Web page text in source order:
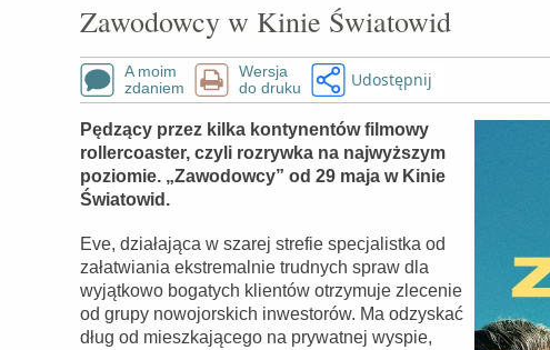
Zawodowcy w Kinie Światowid
A moim
zdaniem
Wersja
do druku
Udostępnij
Pędzący przez kilka kontynentów filmowy
rollercoaster, czyli rozrywka na najwyższym
poziomie. „Zawodowcy” od 29 maja w Kinie
Światowid.
Eve, działająca w szarej strefie specjalistka od
załatwiania ekstremalnie trudnych spraw dla
wyjątkowo bogatych klientów otrzymuje zlecenie
od grupy nowojorskich inwestorów. Ma odzyskać
dług od mieszkającego na prywatnej wyspie,